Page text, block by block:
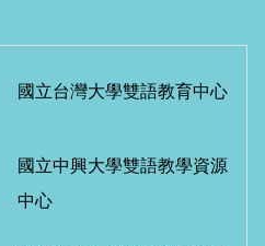
國立台灣大學雙語教育中心
國立中興大學雙語教學資源
中心